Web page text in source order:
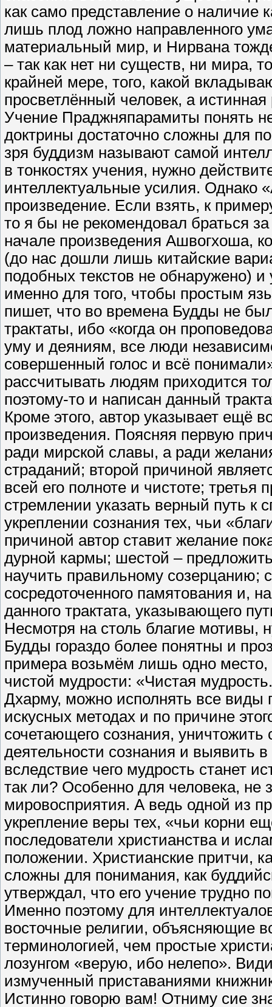
как само представление о наличие
лишь плод ложно направленного
материальный мир, и Нирвана
– так как нет ни существ, ни мира,
крайней мере, того, какой
просветлённый человек, а истинная
Учение Праджняпарамиты понять
доктрины достаточно сложны для
зря буддизм называют самой
в тонкостях учения, нужно
интеллектуальные усилия. Однако
произведение. Если взять, к
то я бы не рекомендовал браться
начале произведения Ашвогхоша,
(до нас дошли лишь китайские
подобных текстов не обнаружено) и
именно для того, чтобы простым
пишет, что во времена Будды не
трактаты, ибо «когда он
уму и деяниям, все люди
совершенный голос и всё
рассчитывать людям приходится
поэтому-то и написан данный
Кроме этого, автор указывает ещё
произведения. Поясняя первую
ради мирской славы, а ради
страданий; второй причиной
всей его полноте и чистоте; третья
стремлении указать верный путь к
укреплении сознания тех, чьи
причиной автор ставит желание
дурной кармы; шестой –
научить правильному созерцанию;
сосредоточенного памятования и,
данного трактата, указывающего
Несмотря на столь благие мотивы,
Будды гораздо более понятны и
примера возьмём лишь одно место,
чистой мудрости: «Чистая
Дхарму, можно исполнять все виды
искусных методах и по причине
сочетающего сознания,
деятельности сознания и выявить
вследствие чего мудрость станет
так ли? Особенно для человека, не
мировосприятия. А ведь одной из
укрепление веры тех, «чьи корни
последователи христианства и
положении. Христианские притчи,
сложны для понимания, как
утверждал, что его учение трудно
Именно поэтому для
восточные религии, объясняющие
терминологией, чем простые
лозунгом «верую, ибо нелепо».
измученный приставаниями
Истинно говорю вам! Отниму сие